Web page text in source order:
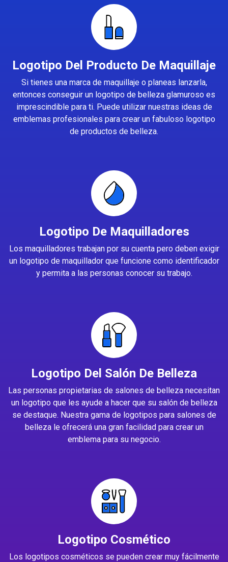
Logotipo Del Producto De Maquillaje
Si tienes una marca de maquillaje o planeas lanzarla,
entonces conseguir un logotipo de belleza glamuroso es
imprescindible para ti. Puede utilizar nuestras ideas de
emblemas profesionales para crear un fabuloso logotipo
de productos de belleza.
Logotipo De Maquilladores
Los maquilladores trabajan por su cuenta pero deben exigir
un logotipo de maquillador que funcione como identificador
y permita a las personas conocer su trabajo.
Logotipo Del Salón De Belleza
Las personas propietarias de salones de belleza necesitan
un logotipo que les ayude a hacer que su salón de belleza
se destaque. Nuestra gama de logotipos para salones de
belleza le ofrecerá una gran facilidad para crear un
emblema para su negocio.
Logotipo Cosmético
Los logotipos cosméticos se pueden crear muy fácilmente